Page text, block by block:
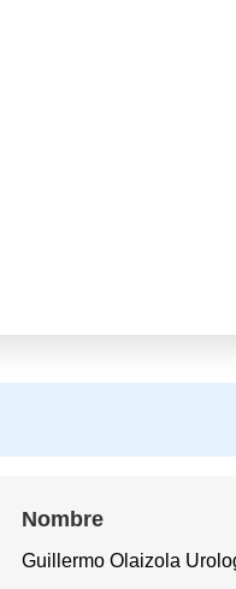
Nombre
Guillermo Olaizola